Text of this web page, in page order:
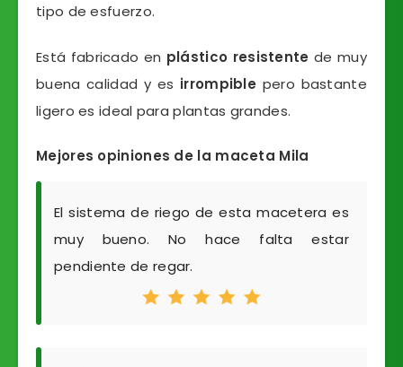
tipo de esfuerzo.
Está fabricado en plástico resistente de muy
buena calidad y es irrompible pero bastante
ligero es ideal para plantas grandes.
Mejores opiniones de la maceta Mila
El sistema de riego de esta macetera es
muy bueno. No hace falta estar
pendiente de regar.